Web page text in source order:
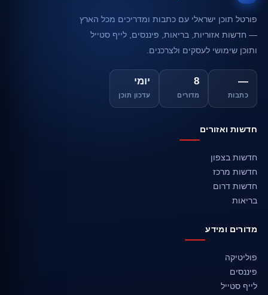
פורטל תוכן ישראלי עם כתבות ומדריכים מכל הארץ
— חדשות אזוריות, בריאות, פיננסים, לייף סטייל
ותוכן שימושי לעסקים ולצרכנים.
—
כתבות
8
מדורים
יומי
עדכון תוכן
חדשות ואזורים
חדשות בצפון
חדשות מרכז
חדשות דרום
בריאות
מדורים ומידע
פוליטיקה
פיננסים
לייף סטייל